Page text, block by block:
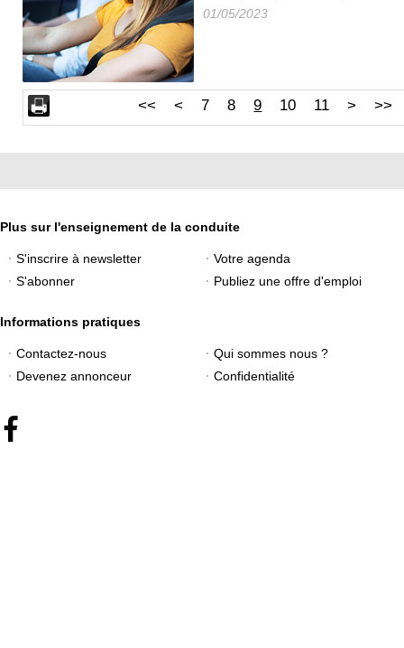
01/05/2023
<< < 7 8 9 10 11 > >>
Plus sur l'enseignement de la conduite
S'inscrire à newsletter
Votre agenda
S'abonner
Publiez une offre d'emploi
Informations pratiques
Contactez-nous
Qui sommes nous ?
Devenez annonceur
Confidentialité